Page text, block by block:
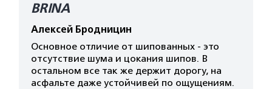
BRINA
Алексей Бродницин
Основное отличие от шипованных - это
отсутствие шума и цокания шипов. В
остальном все так же держит дорогу, на
асфальте даже устойчивей по ощущениям.